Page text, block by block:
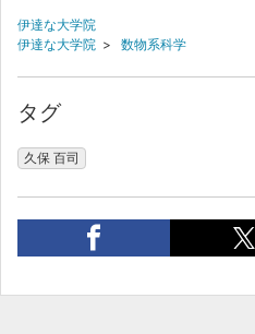
伊達な大学院
伊達な大学院 > 数物系科学
タグ
久保 百司